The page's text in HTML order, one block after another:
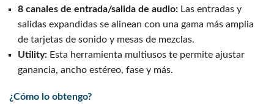
8 canales de entrada/salida de audio: Las entradas y
salidas expandidas se alinean con una gama más amplia
de tarjetas de sonido y mesas de mezclas.
Utility: Esta herramienta multiusos te permite ajustar
ganancia, ancho estéreo, fase y más.
¿Cómo lo obtengo?